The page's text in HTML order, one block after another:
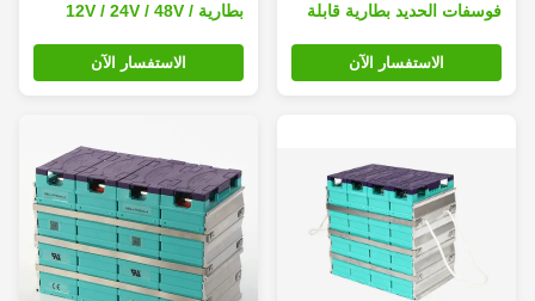
فوسفات الحديد بطارية قابلة
الاستفسار الآن
بطارية 12V / 24V / 48V /
الاستفسار الآن